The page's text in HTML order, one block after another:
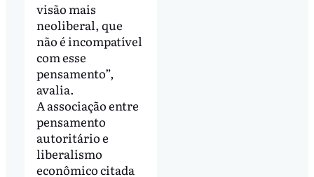
visão mais
neoliberal, que
não é incompatível
com esse
pensamento”,
avalia.
A associação entre
pensamento
autoritário e
liberalismo
econômico citada